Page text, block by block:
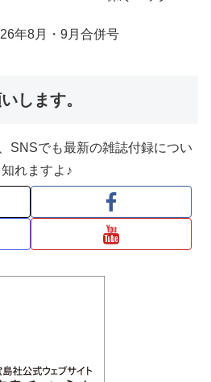
年8月・9月合併号
します。
SNSでも最新の雑誌付録につい
れますよ♪